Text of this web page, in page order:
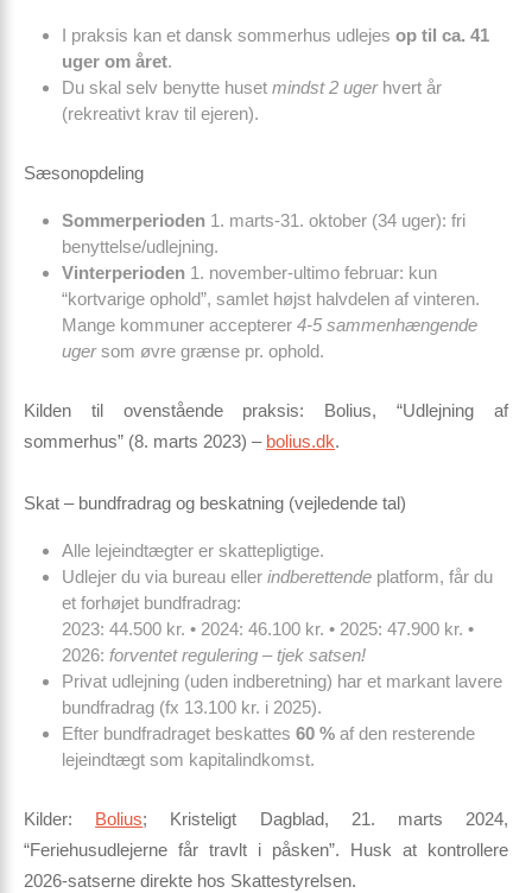
I praksis kan et dansk sommerhus udlejes op til ca. 41
uger om året.
Du skal selv benytte huset mindst 2 ugerhvert år
(rekreativt krav til ejeren).
Sæsonopdeling
Sommerperioden 1. marts-31. oktober (34 uger): fri
benyttelse/udlejning.
Vinterperioden 1. november-ultimo februar: kun
“kortvarige ophold”, samlet højst halvdelen af vinteren.
Mange kommuner accepterer 4-5 sammenhængende
ugersom øvre grænse pr. ophold.
Kilden til ovenstående praksis: Bolius, “Udlejning af
sommerhus” (8. marts 2023) – bolius.dk.
Skat – bundfradrag og beskatning (vejledende tal)
Alle lejeindtægter er skattepligtige.
Udlejer du via bureau eller indberettende platform, får du
et forhøjet bundfradrag:
2023: 44.500 kr. • 2024: 46.100 kr. • 2025: 47.900 kr. •
2026: forventet regulering – tjek satsen!
Privat udlejning (uden indberetning) har et markant lavere
bundfradrag (fx 13.100 kr. i 2025).
Efter bundfradraget beskattes 60 % af den resterende
lejeindtægt som kapitalindkomst.
Kilder: Bolius; Kristeligt Dagblad, 21. marts 2024,
“Feriehusudlejerne får travlt i påsken”. Husk at kontrollere
2026-satserne direkte hos Skattestyrelsen.